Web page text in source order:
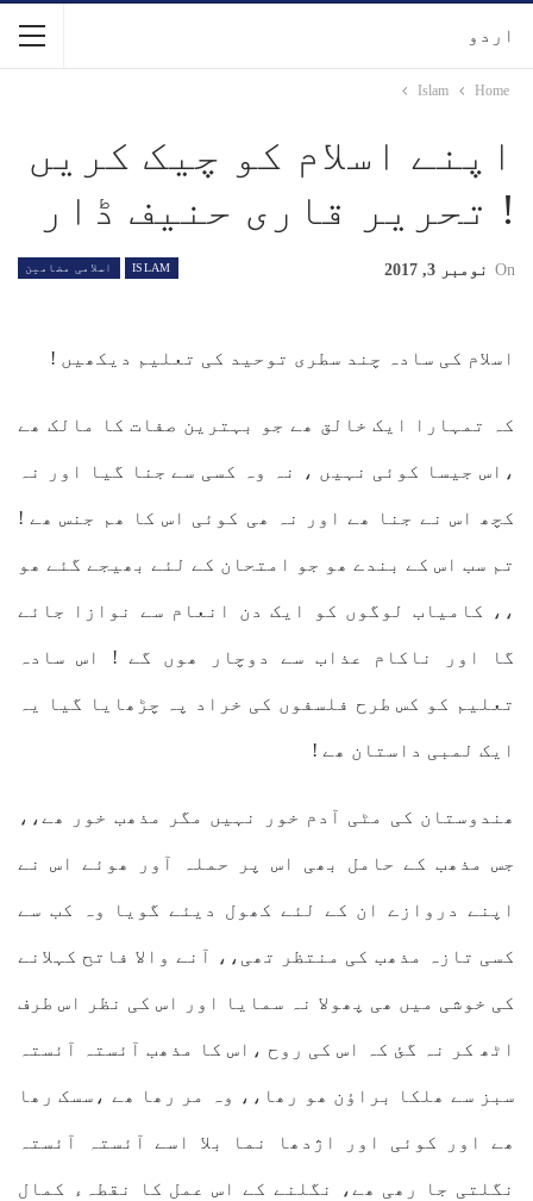
اردو
Home
Islam
اپنے اسلام کو چیک کریں
! تحریر قاری حنیف ڈار
ISLAM اسلامی مضامین On نومبر 3, 2017
اسلام کی سادہ چند سطری توحید کی تعلیم دیکھیں !
کہ تمہارا ایک خالق ھے جو بہترین صفات کا مالک ھے
،اس جیسا کوئی نہیں ، نہ وہ کسی سے جنا گیا اور نہ
کچھ اس نے جنا ھے اور نہ ھی کوئی اس کا ھم جنس ھے !
تم سب اس کے بندے ھو جو امتحان کے لئے بھیجے گئے ھو
،، کامیاب لوگوں کو ایک دن انعام سے نوازا جائے
گا اور ناکام عذاب سے دوچار ھوں گے ! اس سادہ
تعلیم کو کس طرح فلسفوں کی خراد پہ چڑھایا گیا یہ
ایک لمبی داستان ھے !
ھندوستان کی مٹی آدم خور نہیں مگر مذھب خور ھے،،
جس مذھب کے حامل بھی اس پر حملہ آور ھوئے اس نے
اپنے دروازے ان کے لئے کھول دیئے گویا وہ کب سے
کسی تازہ مذھب کی منتظر تھی،، آنے والا فاتح کہلانے
کی خوشی میں ھی پھولا نہ سمایا اور اس کی نظر اس طرف
اٹھ کر نہ گئ کہ اس کی روح ،اس کا مذھب آئستہ آئستہ
سبز سے ھلکا براؤن ھو رھا،، وہ مر رھا ھے ،سسک رھا
ھے اور کوئی اور اژدھا نما بلا اسے آئستہ آئستہ
نگلتی جا رھی ھے، نگلنے کے اس عمل کا نقطہء کمال